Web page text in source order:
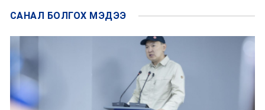
САНАЛ БОЛГОХ МЭДЭЭ